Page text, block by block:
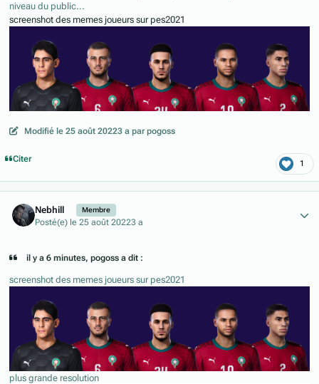
niveau du public...
screenshot des memes joueurs sur pes2021
Modifiéle 25 août 20223 a par pogoss
Citer 1
Nebhill Membre
Posté(e) le 25 août 20223 a
il y a 6 minutes, pogoss a dit :
screenshot des memes joueurs sur pes2021
plus grande resolution